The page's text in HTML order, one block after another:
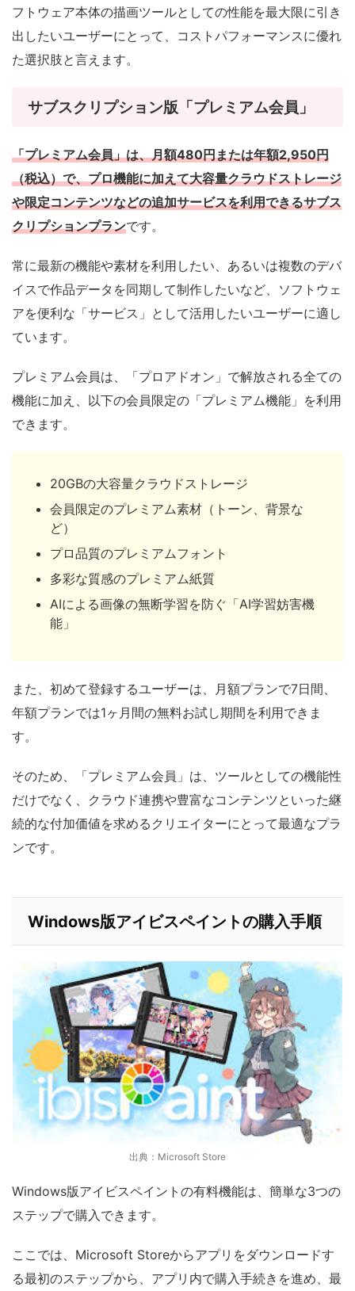
フトウェア本体の描画ツールとしての性能を最大限に引き
出したいユーザーにとって、コストパフォーマンスに優れ
た選択肢と言えます。
サブスクリプション版「プレミアム会員」
「プレミアム会員」は、月額480円または年額2,950円
（税込）で、プロ機能に加えて大容量クラウドストレージ
や限定コンテンツなどの追加サービスを利用できるサブス
クリプションプランです。
常に最新の機能や素材を利用したい、あるいは複数のデバ
イスで作品データを同期して制作したいなど、ソフトウェ
アを便利な「サービス」として活用したいユーザーに適し
ています。
プレミアム会員は、「プロアドオン」で解放される全ての
機能に加え、以下の会員限定の「プレミアム機能」を利用
できます。
20GBの大容量クラウドストレージ
会員限定のプレミアム素材（トーン、背景な
ど）
プロ品質のプレミアムフォント
多彩な質感のプレミアム紙質
AIによる画像の無断学習を防ぐ「AI学習妨害機
能」
また、初めて登録するユーザーは、月額プランで7日間、
年額プランでは1ヶ月間の無料お試し期間を利用できま
す。
そのため、「プレミアム会員」は、ツールとしての機能性
だけでなく、クラウド連携や豊富なコンテンツといった継
続的な付加価値を求めるクリエイターにとって最適なプラ
ンです。
Windows版アイビスペイントの購入手順
出典：Microsoft Store
Windows版アイビスペイントの有料機能は、簡単な3つの
ステップで購入できます。
ここでは、Microsoft Storeからアプリをダウンロードす
る最初のステップから、アプリ内で購入手続きを進め、最